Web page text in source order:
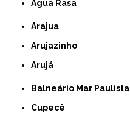
Água Rasa
Arajua
Arujazinho
Arujá
Balneário Mar Paulista
Cupecê